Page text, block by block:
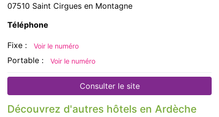
07510 Saint Cirgues en Montagne
Téléphone
Fixe : Voir le numéro
Portable : Voir le numéro
Consulter le site
Découvrez d'autres hôtels en Ardèche